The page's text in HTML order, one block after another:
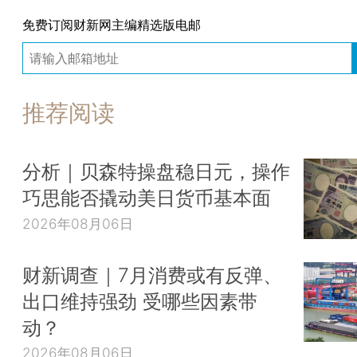
免费订阅财新网主编精选版电邮
推荐阅读
分析｜贝森特操盘稳日元，操作
巧思能否撬动美日货币基本面
2026年08月06日
财新调查｜7月消费或有反弹、
出口维持强劲 受哪些因素带
动？
2026年08月06日